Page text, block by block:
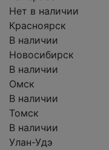
Нет в наличии
Красноярск
В наличии
Новосибирск
В наличии
Омск
В наличии
Томск
В наличии
Улан-Удэ